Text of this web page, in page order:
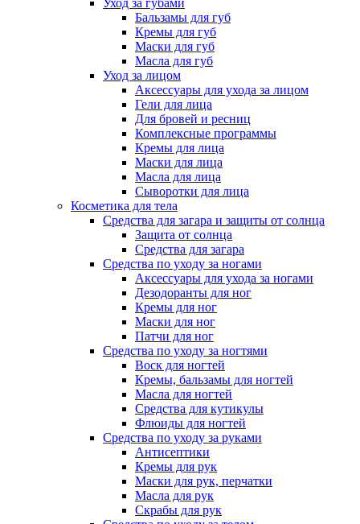
Уход за губами
Бальзамы для губ
Кремы для губ
Маски для губ
Масла для губ
Уход за лицом
Аксессуары для ухода за лицом
Гели для лица
Для бровей и ресниц
Комплексные программы
Кремы для лица
Маски для лица
Масла для лица
Сыворотки для лица
Косметика для тела
Средства для загара и защиты от солнца
Защита от солнца
Средства для загара
Средства по уходу за ногами
Аксессуары для ухода за ногами
Дезодоранты для ног
Кремы для ног
Маски для ног
Патчи для ног
Средства по уходу за ногтями
Воск для ногтей
Кремы, бальзамы для ногтей
Масла для ногтей
Средства для кутикулы
Флюиды для ногтей
Средства по уходу за руками
Антисептики
Кремы для рук
Маски для рук, перчатки
Масла для рук
Скрабы для рук